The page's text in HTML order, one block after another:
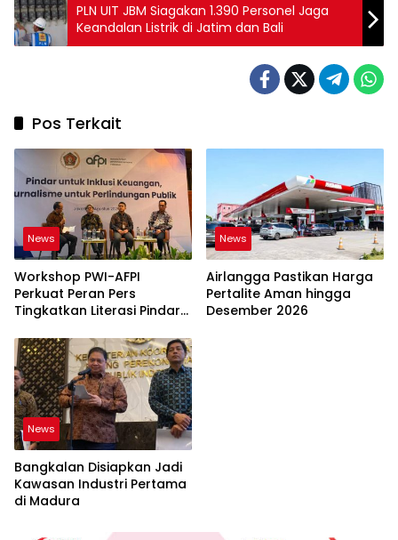
PLN UIT JBM Siagakan 1.390 Personel Jaga
Keandalan Listrik di Jatim dan Bali
Pos Terkait
News
Workshop PWI-AFPI
Perkuat Peran Pers
Tingkatkan Literasi Pindar
Masyarakat
News
Airlangga Pastikan Harga
Pertalite Aman hingga
Desember 2026
News
Bangkalan Disiapkan Jadi
Kawasan Industri Pertama
di Madura